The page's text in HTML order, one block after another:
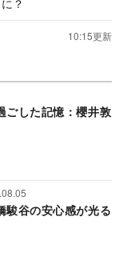
？
10:15更新
ごした記憶：櫻井敦
駿谷の安心感が光る